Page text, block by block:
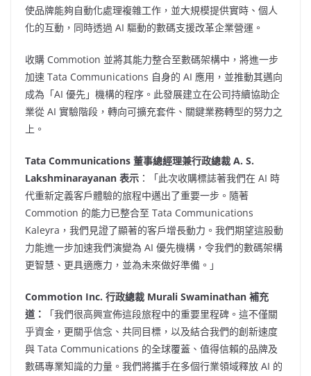
使品牌能夠自動化處理複雜工作，並大規模提供實時、個人
化的互動，同時透過 AI 驅動的數碼支援改革企業營運。
收購 Commotion 並將其能力整合至數碼架構中，將進一步
加速 Tata Communications 自身的 AI 應用，並推動其邁向
成為「AI 優先」機構的程序。此發展建立在公司持續協助企
業從 AI 實驗階段，轉向可擴充套件、關鍵業務轉型的努力之
上。
Tata Communications 董事總經理兼行政總裁 A. S.
Lakshminarayanan 表示 ：「此次收購標誌著我們在 AI 時
代重新定義客戶體驗的旅程中邁出了重要一步。隨著
Commotion 的能力已整合至 Tata Communications
Kaleyra，我們見證了顯著的客戶增長動力。我們期望這股動
力能進一步加速我們演變為 AI 優先機構，令我們的數碼架構
更智慧、更具適應力，並為未來做好準備。」
Commotion Inc. 行政總裁 Murali Swaminathan 補充
道：
「我們很高興宣佈這段旅程中的重要里程碑。這不僅關
乎資金，更關乎信念、共同目標，以及結合我們的創新速度
與 Tata Communications 的全球覆蓋、值得信賴的品牌及
數碼專業知識的力量。我們將攜手在多個行業領域釋放 AI 的